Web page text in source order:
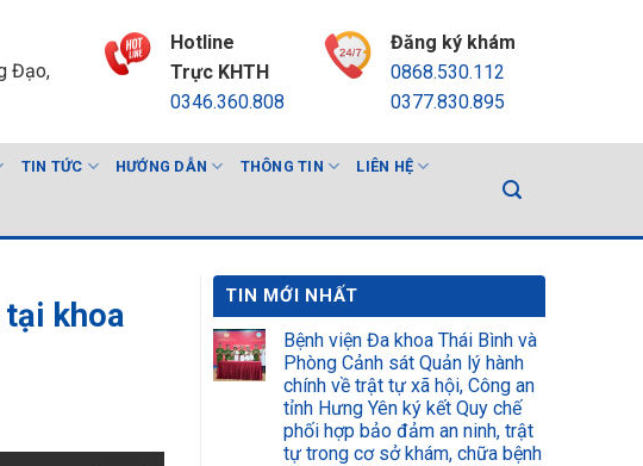
Đạo,
Hotline
Trực KHTH
0346.360.808
Đăng ký khám
0868.530.112
0377.830.895
TIN TỨC HƯỚNG DẪN THÔNG TIN LIÊN HỆ
khoa
TIN MỚI NHẤT
Bệnh viện Đa khoa Thái Bình và
Phòng Cảnh sát Quản lý hành
chính về trật tự xã hội, Công an
tỉnh Hưng Yên ký kết Quy chế
phối hợp bảo đảm an ninh, trật
tự trong cơ sở khám, chữa bệnh